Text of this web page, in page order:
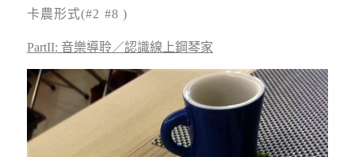
卡農形式(#2 #8 )
PartII: 音樂導聆／認識線上鋼琴家